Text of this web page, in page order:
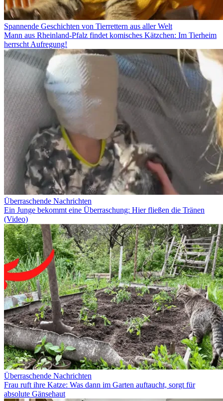
Spannende Geschichten von Tierrettern aus aller Welt
Mann aus Rheinland-Pfalz findet komisches Kätzchen: Im Tierheim
herrscht Aufregung!
Überraschende Nachrichten
Ein Junge bekommt eine Überraschung: Hier fließen die Tränen
(Video)
Überraschende Nachrichten
Frau ruft ihre Katze: Was dann im Garten auftaucht, sorgt für
absolute Gänsehaut